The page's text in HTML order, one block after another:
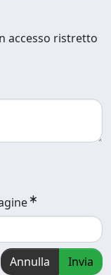
accesso ristretto
Annulla Invia